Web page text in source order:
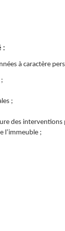
:
à caractère
;
des
l’immeuble ;